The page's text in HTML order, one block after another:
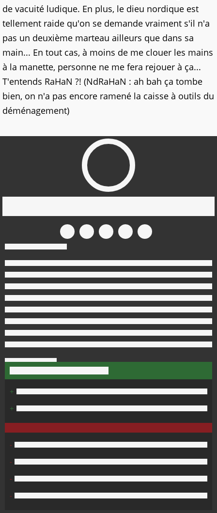
de vacuité ludique. En plus, le dieu nordique est
tellement raide qu'on se demande vraiment s'il n'a
pas un deuxième marteau ailleurs que dans sa
main... En tout cas, à moins de me clouer les mains
à la manette, personne ne me fera rejouer à ça...
T'entends RaHaN ?! (NdRaHaN : ah bah ça tombe
bien, on n'a pas encore ramené la caisse à outils du
déménagement)
+
+
-
-
-
-